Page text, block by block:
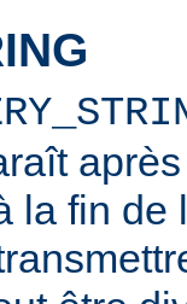
la fin de